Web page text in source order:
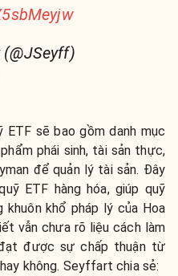
sẽ bao gồm danh mục
phái sinh, tài sản thực,
để quản lý tài sản. Đây
ETF hàng hóa, giúp quỹ
khuôn khổ pháp lý của Hoa
vẫn chưa rõ liệu cách làm
được sự chấp thuận từ
không. Seyffart chia sẻ: